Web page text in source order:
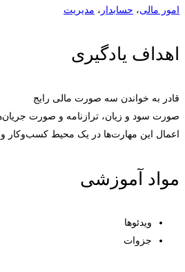
امور مالی، حسابدار ، مدیریت
اهداف یادگیری
قادر به خواندن سه صورت مالی رایج
صورت سود و زیان، ترازنامه و صورت
اعمال این مهارت‌ها در یک محیط کسب‌وکار
مواد آموزشی
ویدئوها
جزوات